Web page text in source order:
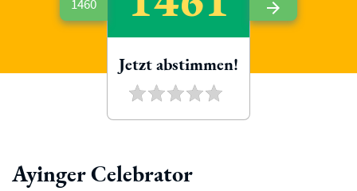
Ayinger Celebrator
1460
Jetzt abstimmen!